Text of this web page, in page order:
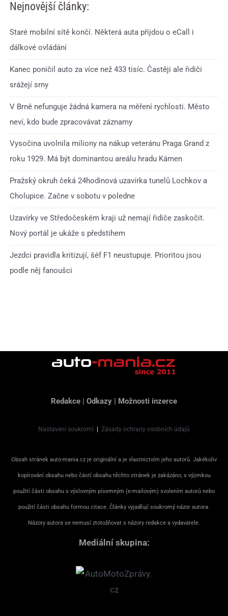
Nejnovější články:
Staré mobilní sítě končí. Některá auta přijdou o eCall i
dálkové ovládání
Kanec poničil auto za více než 433 tisíc. Častěji ale řidiči
srážejí srny
V Brně nefunguje žádná kamera na měření rychlosti. Město
neví, kdo bude zpracovávat záznamy
Vysočina uvolnila miliony na nákup veteránu Praga Grand z
roku 1929. Má být dominantou areálu hradu Kámen
Pražský okruh čeká 24hodinová uzavírka tunelů Lochkov a
Cholupice. Začne v sobotu v poledne
Uzavírky ve Středočeském kraji už nemají řidiče zaskočit.
Nový portál je ukáže s předstihem
Jezdci pravidla kritizují, šéf F1 neustupuje. Prioritou jsou
podle něj fanoušci
Redakce | Odkazy | Možnosti inzerce
Nastavení soukromí Zásady ochrany osobních údajů
Obsah stránek auto-mania.cz je originální a je vlastnictvím jeho autorů. Jakékoliv
kopírování obsahu nebo částí obsahu těchto stránek je zakázáno, s výjimkou
použití části obsahu s výslovným písemným (e-mailovým) svolením autorů nebo
použití části obsahu formou citace. Články vyjadřují soukromý názor autora.
Názory autora se nemusí ztotožňovat s názory redakce a vydavatele.
Mediální skupina: